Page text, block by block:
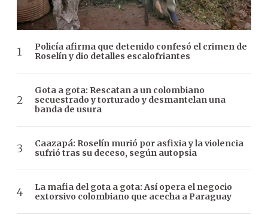
Policía afirma que detenido confesó el crimen de
Roselín y dio detalles escalofriantes
Gota a gota: Rescatan a un colombiano
secuestrado y torturado y desmantelan una
banda de usura
Caazapá: Roselín murió por asfixia y la violencia
sufrió tras su deceso, según autopsia
La mafia del gota a gota: Así opera el negocio
extorsivo colombiano que acecha a Paraguay